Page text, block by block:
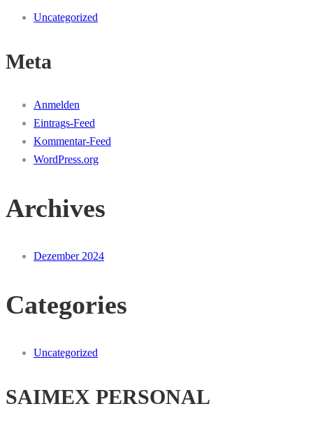
Uncategorized
Meta
Anmelden
Eintrags-Feed
Kommentar-Feed
WordPress.org
Archives
Dezember 2024
Categories
Uncategorized
SAIMEX PERSONAL